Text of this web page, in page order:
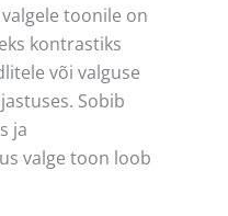
toonile on
kontrastiks
või valguse
Sobib
ja
valge toon loob